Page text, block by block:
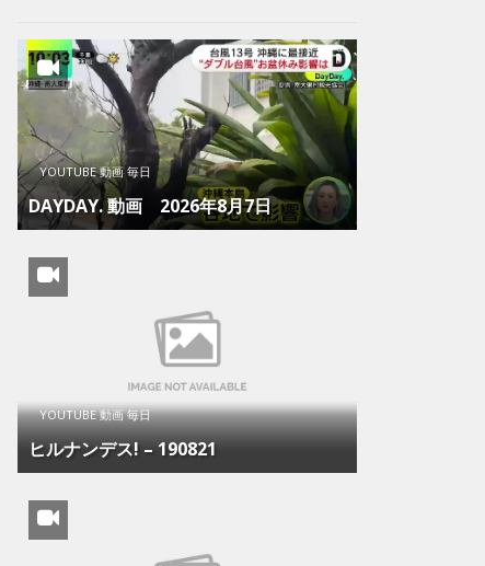
YOUTUBE 動画 毎日
DAYDAY. 動画 2026年8月7日
YOUTUBE 動画 毎日
ヒルナンデス! – 190821